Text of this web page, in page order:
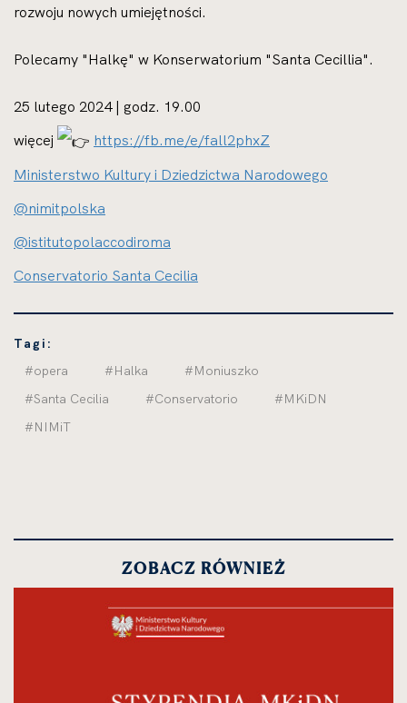
rozwoju nowych umiejętności.
Polecamy "Halkę" w Konserwatorium "Santa Cecillia".
25 lutego 2024 | godz. 19.00
więcej
https://fb.me/e/fall2phxZ
Ministerstwo Kultury i Dziedzictwa Narodowego
@nimitpolska
@istitutopolaccodiroma
Conservatorio Santa Cecilia
Tagi:
#opera
#Halka
#Moniuszko
#Santa Cecilia
#Conservatorio
#MKiDN
#NIMiT
ZOBACZ RÓWNIEŻ